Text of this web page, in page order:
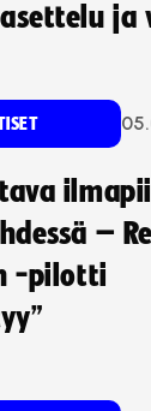
ja
–
-pilotti